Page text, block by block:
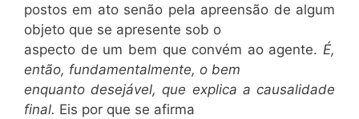
postos em ato senão pela apreensão de algum
objeto que se apresente sob o
aspecto de um bem que convém ao agente. É,
então, fundamentalmente, o bem
enquanto desejável, que explica a causalidade
final. Eis por que se afirma